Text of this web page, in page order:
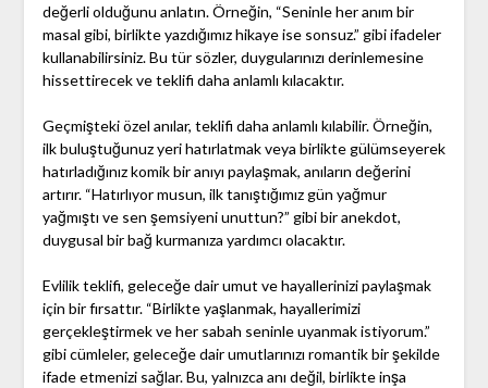
değerli olduğunu anlatın. Örneğin, “Seninle her anım bir
masal gibi, birlikte yazdığımız hikaye ise sonsuz.” gibi ifadeler
kullanabilirsiniz. Bu tür sözler, duygularınızı derinlemesine
hissettirecek ve teklifi daha anlamlı kılacaktır.
Geçmişteki özel anılar, teklifi daha anlamlı kılabilir. Örneğin,
ilk buluştuğunuz yeri hatırlatmak veya birlikte gülümseyerek
hatırladığınız komik bir anıyı paylaşmak, anıların değerini
artırır. “Hatırlıyor musun, ilk tanıştığımız gün yağmur
yağmıştı ve sen şemsiyeni unuttun?” gibi bir anekdot,
duygusal bir bağ kurmanıza yardımcı olacaktır.
Evlilik teklifi, geleceğe dair umut ve hayallerinizi paylaşmak
için bir fırsattır. “Birlikte yaşlanmak, hayallerimizi
gerçekleştirmek ve her sabah seninle uyanmak istiyorum.”
gibi cümleler, geleceğe dair umutlarınızı romantik bir şekilde
ifade etmenizi sağlar. Bu, yalnızca anı değil, birlikte inşa